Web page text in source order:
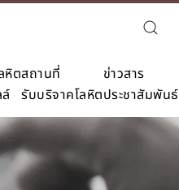
หิตสถานที่
รับบริจาคโลหิต
ข่าวสาร
ประชาสัมพันธ์